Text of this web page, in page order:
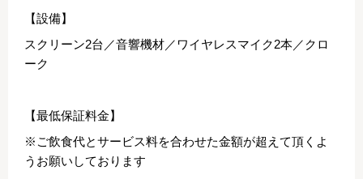
【設備】
スクリーン2台／音響機材／ワイヤレスマイク2本／クロ
ーク
【最低保証料金】
※ご飲食代とサービス料を合わせた金額が超えて頂くよ
うお願いしております